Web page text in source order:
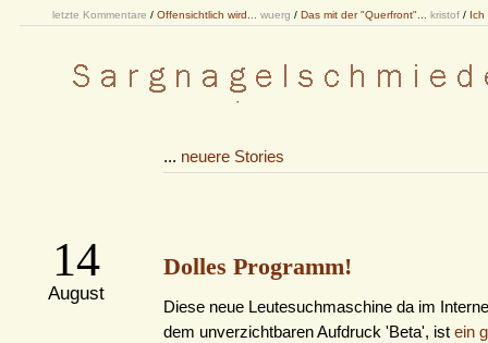
letzte Kommentare / Offensichtlich wird... wuerg / Das mit der "Querfront"... kristof / Ich
... neuere Stories
14
August
Dolles Programm!
Diese neue Leutesuchmaschine da im
dem unverzichtbaren Aufdruck 'Beta', ist ein